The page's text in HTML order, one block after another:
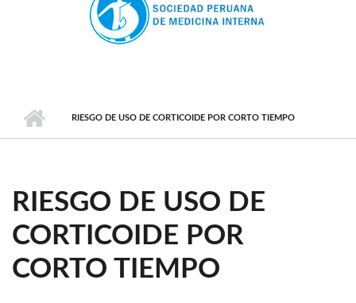
RIESGO DE USO DE CORTICOIDE POR CORTO TIEMPO
RIESGO DE USO DE
CORTICOIDE POR
CORTO TIEMPO